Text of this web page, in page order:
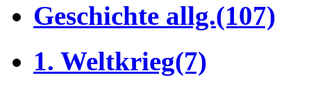
Geschichte allg.(107)
1. Weltkrieg(7)